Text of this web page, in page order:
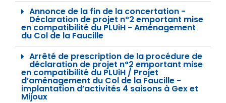
Annonce de la fin de la concertation -
Déclaration de projet n°2 emportant mise
en compatibilité du PLUiH - Aménagement
du Col de la Faucille
Arrêté de prescription de la procédure de
déclaration de projet n°2 emportant mise
en compatibilité du PLUiH / Projet
d’aménagement du Col de la Faucille -
implantation d’activités 4 saisons à Gex et
Mijoux